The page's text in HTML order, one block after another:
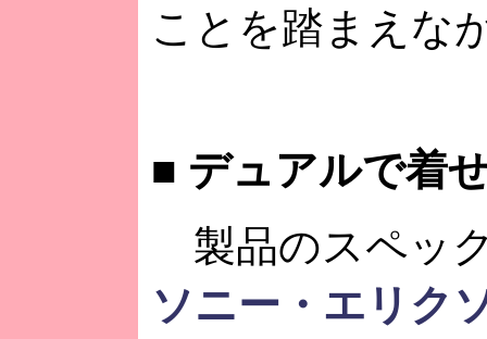
ことを踏まえな
■ デュアルで着
製品のスペッ
ソニー・エリク